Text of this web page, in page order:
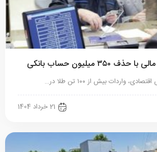
میلیون حساب بانکی
واردات بیش‌ از ۱۰۰ تن طلا در…
21 خرداد 1404